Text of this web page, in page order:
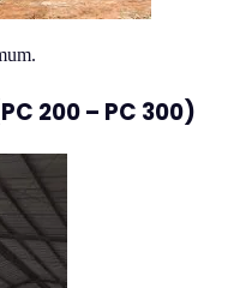
200 – PC 300)